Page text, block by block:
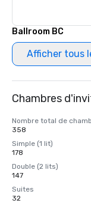
Ballroom BC
Afficher tous
Chambres
Nombre total de
358
Simple (1 lit)
178
Double (2 lits)
147
Suites
32